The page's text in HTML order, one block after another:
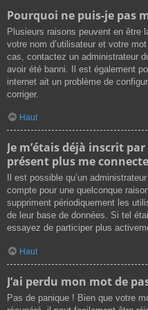
Pourquoi ne puis-je pas
Plusieurs raisons peuvent en être
votre nom d’utilisateur et votre
cas, contactez un administrateur
avoir été banni. Il est également
internet ait un problème de
corriger.
Haut
Je m’étais déjà inscrit
présent plus me
Il est possible qu’un
compte pour une quelconque
suppriment périodiquement les
de leur base de données. Si tel
essayez de participer plus
Haut
J’ai perdu mon mot de
Pas de panique ! Bien que votre